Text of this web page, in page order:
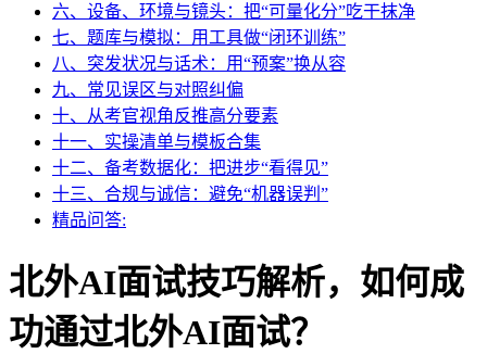
六、设备、环境与镜头：把“可量化分”吃干抹净
七、题库与模拟：用工具做“闭环训练”
八、突发状况与话术：用“预案”换从容
九、常见误区与对照纠偏
十、从考官视角反推高分要素
十一、实操清单与模板合集
十二、备考数据化：把进步“看得见”
十三、合规与诚信：避免“机器误判”
精品问答:
北外AI面试技巧解析，如何成
功通过北外AI面试？